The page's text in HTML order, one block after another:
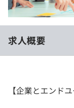
学校向けプラン
契約内容・クーポン
求人概要
【企業とエンド